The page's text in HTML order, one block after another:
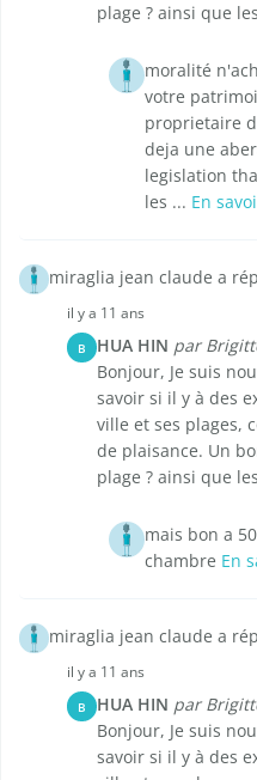
plage ? ainsi que
moralité
votre
proprietaire
deja une
legislation
les ... En
miraglia jean claude a
il y a 11 ans
B HUA HIN par
Bonjour, Je suis
savoir si il y à des
ville et ses plages,
de plaisance. Un
plage ? ainsi que
mais bon a
chambre En
miraglia jean claude a
il y a 11 ans
B HUA HIN par
Bonjour, Je suis
savoir si il y à des